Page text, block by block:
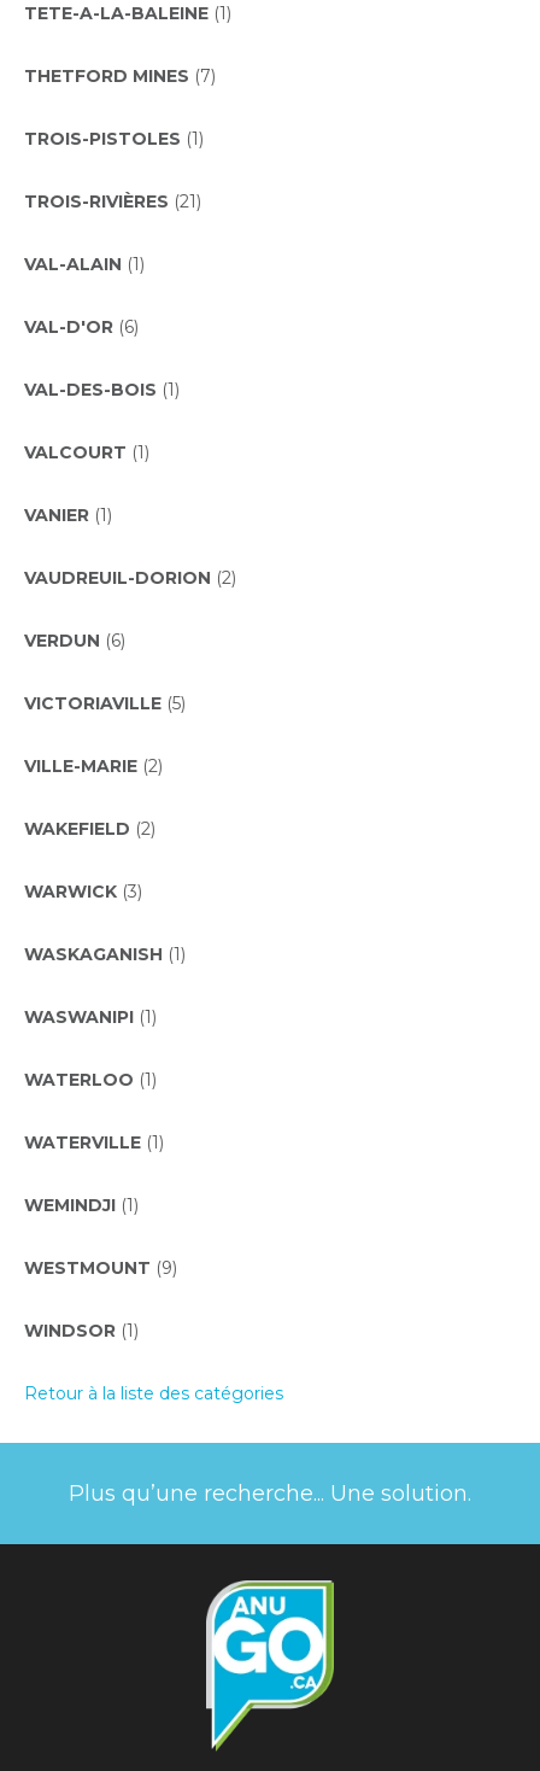
TETE-A-LA-BALEINE (1)
THETFORD MINES (7)
TROIS-PISTOLES (1)
TROIS-RIVIÈRES (21)
VAL-ALAIN (1)
VAL-D'OR (6)
VAL-DES-BOIS (1)
VALCOURT (1)
VANIER (1)
VAUDREUIL-DORION (2)
VERDUN (6)
VICTORIAVILLE (5)
VILLE-MARIE (2)
WAKEFIELD (2)
WARWICK (3)
WASKAGANISH (1)
WASWANIPI (1)
WATERLOO (1)
WATERVILLE (1)
WEMINDJI (1)
WESTMOUNT (9)
WINDSOR (1)
Retour à la liste des catégories
Plus qu’une recherche... Une solution.